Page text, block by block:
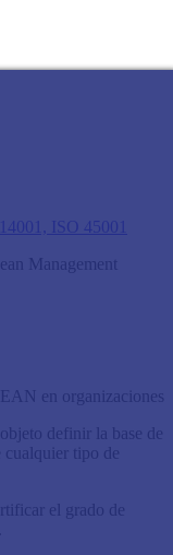
ISO 45001
Management
en organizaciones
definir la base de
cualquier tipo de
el grado de